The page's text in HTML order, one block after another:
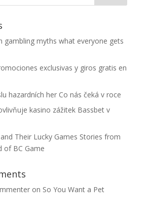
gambling myths what everyone gets
exclusivas y giros gratis en
hazardních her Co nás čeká v roce
kasino zážitek Bassbet v
Their Lucky Games Stories from
of BC Game
on So You Want a Pet